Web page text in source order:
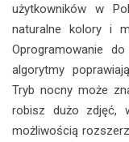
użytkowników w
naturalne kolory i
Oprogramowanie
algorytmy
Tryb nocny może
robisz dużo zdjęć,
możliwością